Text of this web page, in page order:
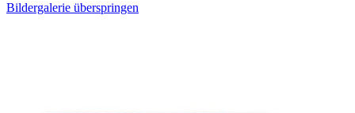
Bildergalerie überspringen